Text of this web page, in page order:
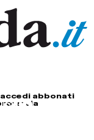
accedi abbonati